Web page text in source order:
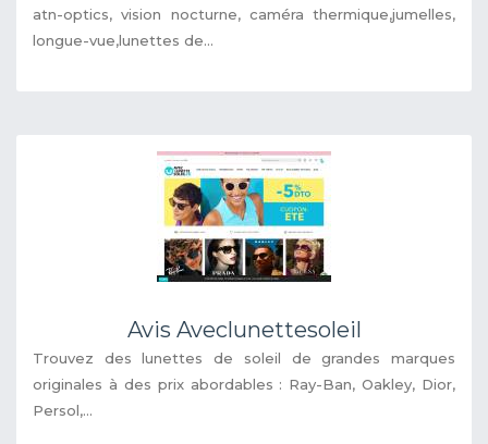
atn-optics, vision nocturne, caméra thermique,jumelles,
longue-vue,lunettes de...
Avis Aveclunettesoleil
Trouvez des lunettes de soleil de grandes marques
originales à des prix abordables : Ray-Ban, Oakley, Dior,
Persol,...